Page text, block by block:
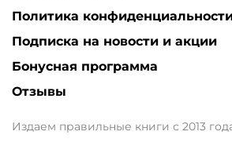
Политика
Подписка на новости и акции
Бонусная программа
Отзывы
Издаем правильные книги с 2013